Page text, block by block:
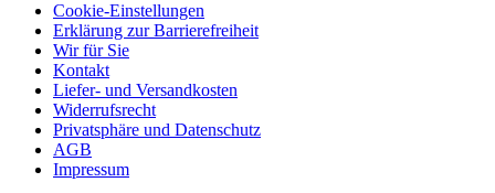
Cookie-Einstellungen
Erklärung zur Barrierefreiheit
Wir für Sie
Kontakt
Liefer- und Versandkosten
Widerrufsrecht
Privatsphäre und Datenschutz
AGB
Impressum